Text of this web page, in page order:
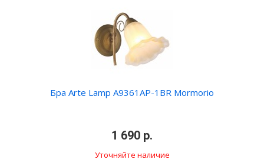
Бра Arte Lamp A9361AP-1BR Mormorio
1 690 р.
Уточняйте наличие